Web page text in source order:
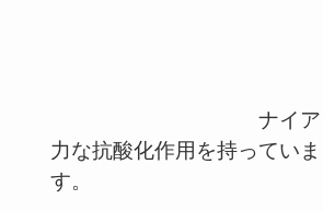
ナイアシンア
力な抗酸化作用を持っていま
す